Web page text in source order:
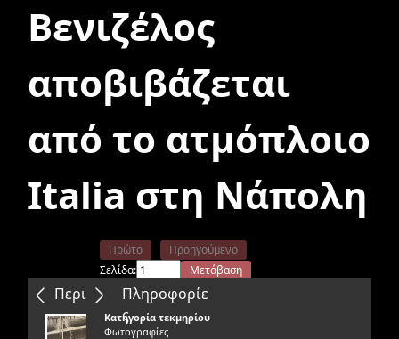
Βενιζέλος
αποβιβάζεται
από το ατμόπλοιο
Italia στη Νάπολη
Περιεχόμενα
Πρώτο
Προηγούμενο
Σελίδα:
Μετάβαση
Επόμενο
Τελευταίο
Πληροφορίε
ς
Κατηγορία τεκμηρίου
Φωτογραφίες